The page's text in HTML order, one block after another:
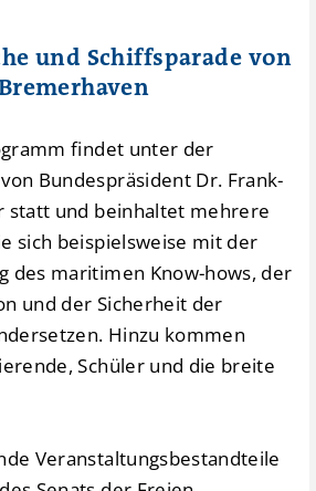
und Schiffsparade von
findet unter der
Bundespräsident Dr. Frank-
statt und beinhaltet mehrere
sich beispielsweise mit der
des maritimen Know-hows, der
und der Sicherheit der
Hinzu kommen
Schüler und die breite
Veranstaltungsbestandteile